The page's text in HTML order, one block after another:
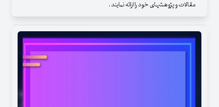
مقالات و پژوهشهای خود را ارائه نمایند .